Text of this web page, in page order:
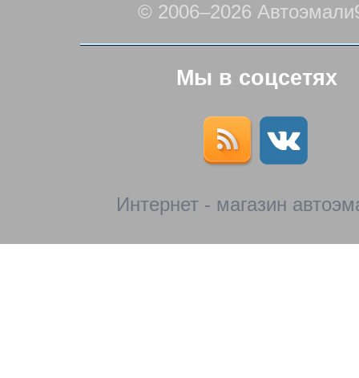
© 2006–2026
Мы в соцсетях
Интернет - магазин